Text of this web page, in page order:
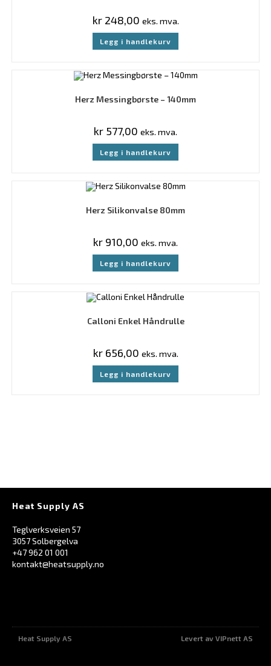
kr248,00 eks. mva.
Legg i handlekurv
Herz Messingbørste – 140mm
kr 577,00 eks. mva.
Legg i handlekurv
Herz Silikonvalse 80mm
kr 910,00 eks. mva.
Legg i handlekurv
Calloni Enkel Håndrulle
kr656,00 eks. mva.
Legg i handlekurv
Heat Supply AS
Teglverksveien 57
3057 Solbergelva
+47 962 01 001
kontakt@heatsupply.no
Heat Supply AS Levert av VIPnett AS